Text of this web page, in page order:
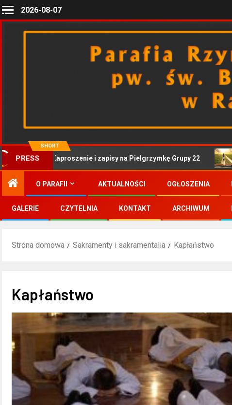
2026-08-07
SHORT
PRESS Zaproszenie i zapisy na Pielgrzymkę Grupy 22
O PARAFII AKTUALNOŚCI OGŁOSZENIA
GALERIE CZYTELNIA KONTAKT ARCHIWUM
Strona domowa Sakramenty i sakramentalia Kapłaństwo
Kapłaństwo